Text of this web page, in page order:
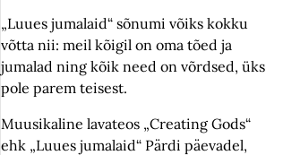
„Luues jumalaid“ sõnumi võiks kokku
võtta nii: meil kõigil on oma tõed ja
jumalad ning kõik need on võrdsed, üks
pole parem teisest.
Muusikaline lavateos „Creating Gods“
ehk „Luues jumalaid“ Pärdi päevadel,